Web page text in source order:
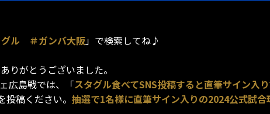
グル ＃ガンバ大阪」で検索してね♪
りがとうございました。
広島戦では、「スタグル食べてSNS投稿すると直筆サイン入
稿ください。 抽選で1名様に直筆サイン入りの2024公式試合